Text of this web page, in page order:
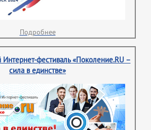
Подробнее
фестиваль «Поколение.RU –
сила в единстве»